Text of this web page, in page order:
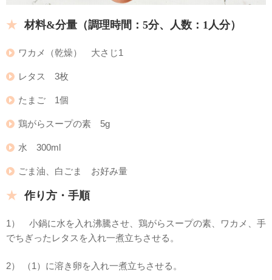
材料&分量（調理時間：5分、 人数：1人分）
ワカメ（乾燥） 大さじ1
レタス 3枚
たまご 1個
鶏がらスープの素 5g
水 300ml
ごま油、白ごま お好み量
作り方・手順
1） 小鍋に水を入れ沸騰させ、鶏がらスープの素、ワカメ、手
でちぎったレタスを入れ一煮立ちさせる。
2） （1）に溶き卵を入れ一煮立ちさせる。